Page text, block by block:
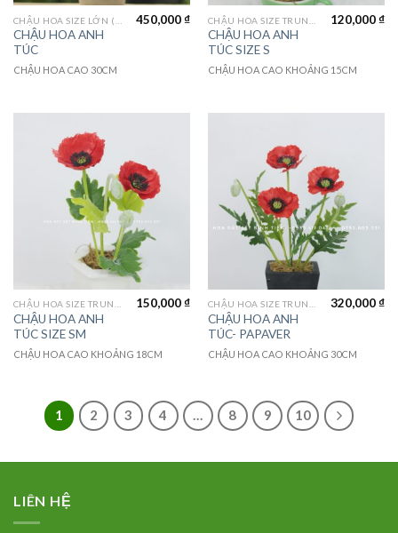
CHẬU HOA ANH
TÚC
450,000₫
CHẬU HOA CAO 30CM
CHẬU HOA ANH
TÚC SIZE S
120,000₫
CHẬU HOA CAO KHOẢNG 15CM
CHẬU HOA SIZE TRUNG (MEDIUM FLOWER)
CHẬU HOA ANH
TÚC SIZE SM
150,000₫
CHẬU HOA CAO KHOẢNG 18CM
CHẬU HOA SIZE TRUNG (MEDIUM FLOWER)
CHẬU HOA ANH
TÚC- PAPAVER
320,000₫
CHẬU HOA CAO KHOẢNG 30CM
1 2 3 4 … 8 9 10
LIÊN HỆ